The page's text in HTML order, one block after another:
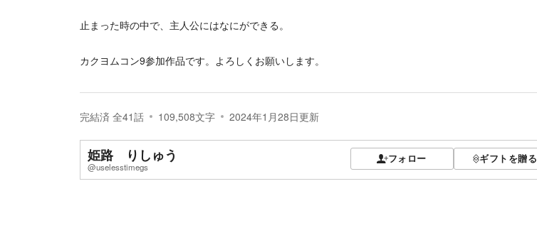
止まった時の中で、主人公にはなにができる。
カクヨムコン9参加作品です。よろしくお願いします。
完結済 全41話 109,508文字 2024年1月28日更新
姫路 りしゅう
@uselesstimegs
フォロー ギフトを贈る